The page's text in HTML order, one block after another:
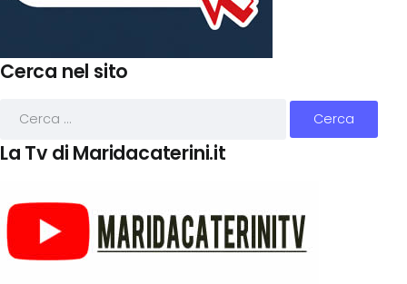
Cerca nel sito
La Tv di Maridacaterini.it